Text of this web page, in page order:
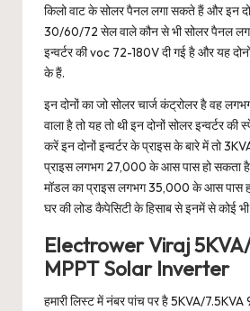
किलो वाट के सोलर पैनल लगा सकते हैं और इन
30/60/72 सेल वाले कौन से भी सोलर पैनल
इन्वर्टर की voc 72-180V दी गई है और यह
के हैं.
इन दोनों का जो सोलर चार्ज कंट्रोलर है वह
वाला है तो यह तो थी इन दोनों सोलर इन्वर्टर
करें इन दोनों इन्वर्टर के प्राइस के बारे में तो
प्राइस लगभग 27,000 के आस पास हो सकता
मॉडल का प्राइस लगभग 35,000 के आस पास
घर की लोड कैपेसिटी के हिसाब से इनमें से कोई
Electrower Viraj
MPPT Solar Inverter
हमारी लिस्ट में नंबर पांच पर है 5KVA/